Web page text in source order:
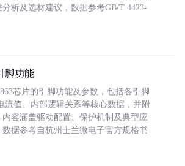
析及选材建议，数据参考GB/T 4423-
脚功能
芯片的引脚功能及参数，包括各引脚
流值、内部逻辑关系等核心数据，并附
容涵盖驱动配置、保护机制及典型应
据参考自杭州士兰微电子官方规格书